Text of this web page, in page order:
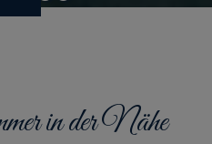
in der Nähe